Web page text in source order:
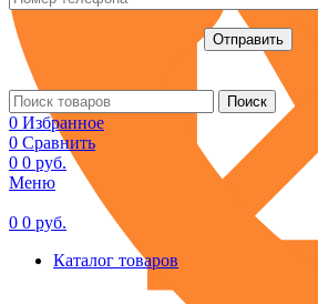
Поиск
0 Избранное
0 Сравнить
0 0 руб.
Меню
0 0 руб.
Каталог товаров